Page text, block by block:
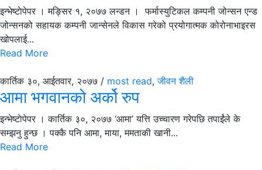
इन्भेष्टाेपेपर । मङ्सिर १, २०७७ लन्डन । फर्मास्युटिकल कम्पनी जोन्सन एन्ड
जोन्सनको सहायक कम्पनी जान्सेनले विकास गरेको प्रयोगात्मक कोरोनाभाइरस
खोपलाई...
Read More
कार्तिक ३०, आईतवार, २०७७ / most read,जीवन शैली
आमा भगवानको अर्को रुप
इन्भेष्टाेपेपर । कार्तिक ३०, २०७७ ‘आमा’ यत्ति उच्चारण गरेपछि तपाईंले के
सम्झनु हुन्छ । पक्कै पनि आमा, माया, ममताकी खानी...
Read More